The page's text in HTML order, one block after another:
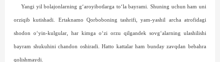
Yangi yil bolajonlarning g‘aroyibotlarga to‘la bayrami. Shuning uchun ham uni
orziqib kutishadi. Ertaknamo Qorboboning tashrifi, yam-yashil archa atrofidagi
shodon o‘yin-kulgular, har kimga o‘zi orzu qilgandek sovg‘alarning ulashilishi
bayram shukuhini chandon oshiradi. Hatto kattalar ham bunday zavqdan bebahra
qolishmaydi.